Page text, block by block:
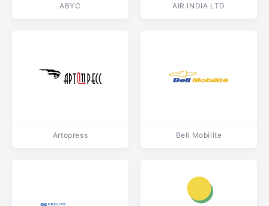
ABYC AIR INDIA LTD
Artopress Bell Mobilite